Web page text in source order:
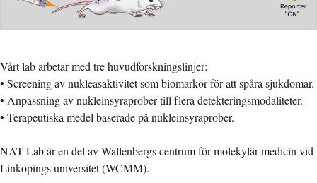
Vårt lab arbetar med tre huvudforskningslinjer:
• Screening av nukleasaktivitet som biomarkör för att spåra sjukdomar.
• Anpassning av nukleinsyraprober till flera detekteringsmodaliteter.
• Terapeutiska medel baserade på nukleinsyraprober.
NAT-Lab är en del av Wallenbergs centrum för molekylär medicin vid
Linköpings universitet (WCMM).